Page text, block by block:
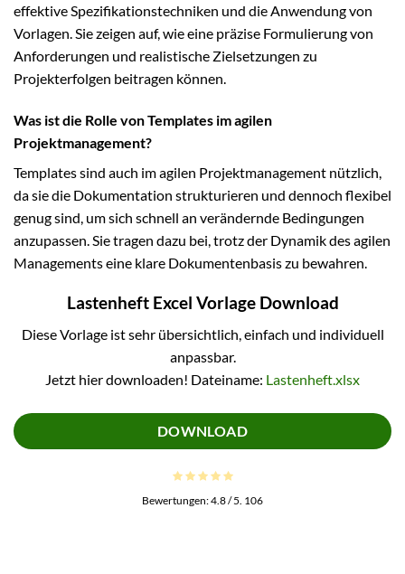
effektive Spezifikationstechniken und die Anwendung von
Vorlagen. Sie zeigen auf, wie eine präzise Formulierung von
Anforderungen und realistische Zielsetzungen zu
Projekterfolgen beitragen können.
Was ist die Rolle von Templates im agilen
Projektmanagement?
Templates sind auch im agilen Projektmanagement nützlich,
da sie die Dokumentation strukturieren und dennoch flexibel
genug sind, um sich schnell an verändernde Bedingungen
anzupassen. Sie tragen dazu bei, trotz der Dynamik des agilen
Managements eine klare Dokumentenbasis zu bewahren.
Lastenheft Excel Vorlage Download
Diese Vorlage ist sehr übersichtlich, einfach und individuell
anpassbar.
Jetzt hier downloaden! Dateiname: Lastenheft.xlsx
DOWNLOAD
Bewertungen:4.8/ 5. 106